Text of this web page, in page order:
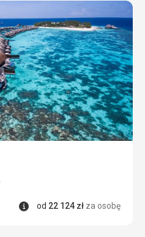
Informacje
od 22 124 zł za osobę